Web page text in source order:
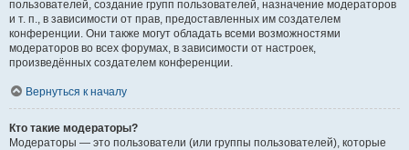
пользователей, создание групп пользователей, назначение модераторов
и т. п., в зависимости от прав, предоставленных им создателем
конференции. Они также могут обладать всеми возможностями
модераторов во всех форумах, в зависимости от настроек,
произведённых создателем конференции.
Вернуться к началу
Кто такие модераторы?
Модераторы — это пользователи (или группы пользователей), которые